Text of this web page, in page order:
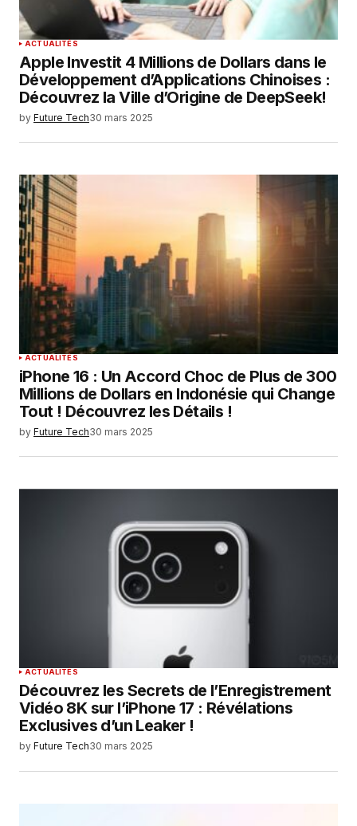
ACTUALITÉS
Apple Investit 4 Millions de Dollars dans le
Développement d’Applications Chinoises :
Découvrez la Ville d’Origine de DeepSeek!
by Future Tech30 mars 2025
ACTUALITÉS
iPhone 16 : Un Accord Choc de Plus de 300
Millions de Dollars en Indonésie qui Change
Tout ! Découvrez les Détails !
by Future Tech30 mars 2025
ACTUALITÉS
Découvrez les Secrets de l’Enregistrement
Vidéo 8K sur l’iPhone 17 : Révélations
Exclusives d’un Leaker !
by Future Tech30 mars 2025